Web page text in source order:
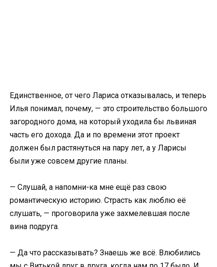
Единственное, от чего Лариса отказывалась, и теперь
Илья понимал, почему, — это строительство большого
загородного дома, на который уходила бы львиная
часть его дохода. Да и по времени этот проект
должен был растянуться на пару лет, а у Ларисы
были уже совсем другие планы.
— Слушай, а напомни-ка мне ещё раз свою
романтическую историю. Страсть как люблю её
слушать, — проговорила уже захмелевшая после
вина подруга.
— Да что рассказывать? Знаешь же всё. Влюбились